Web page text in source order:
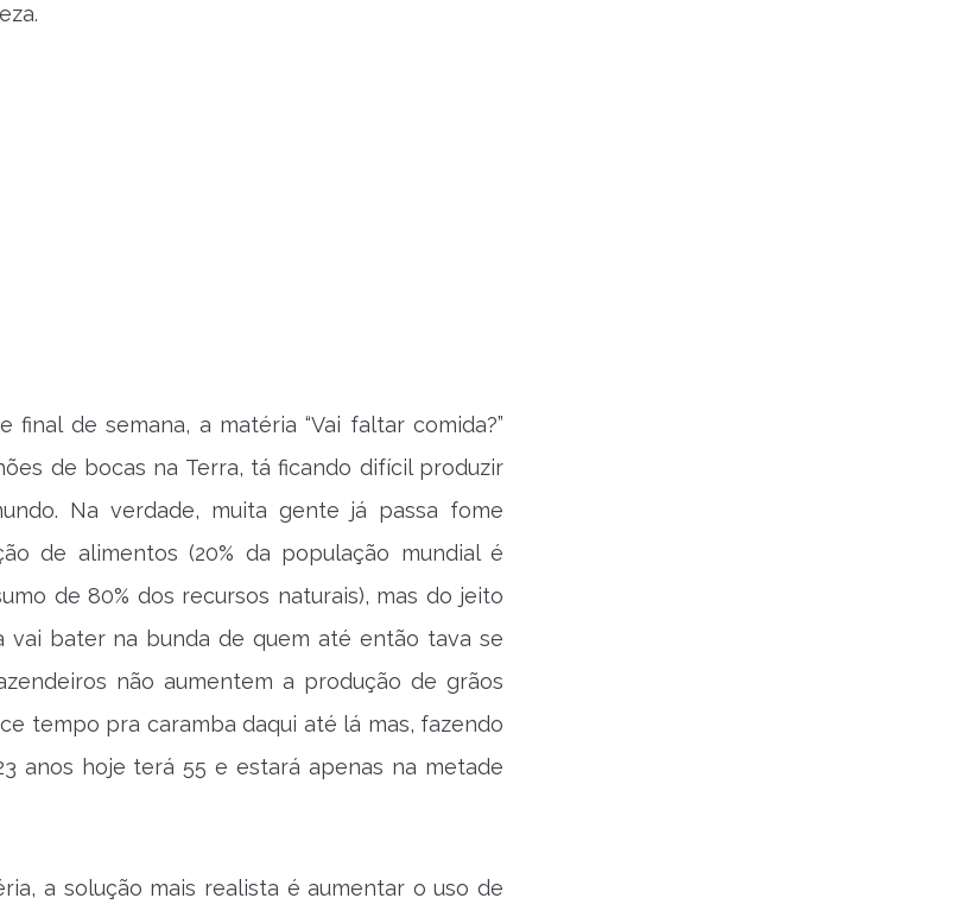
final de semana, a matéria “Vai faltar comida?”
de bocas na Terra, tá ficando difícil produzir
Na verdade, muita gente já passa fome
de alimentos (20% da população mundial é
de 80% dos recursos naturais), mas do jeito
vai bater na bunda de quem até então tava se
não aumentem a produção de grãos
tempo pra caramba daqui até lá mas, fazendo
anos hoje terá 55 e estará apenas na metade
a solução mais realista é aumentar o uso de